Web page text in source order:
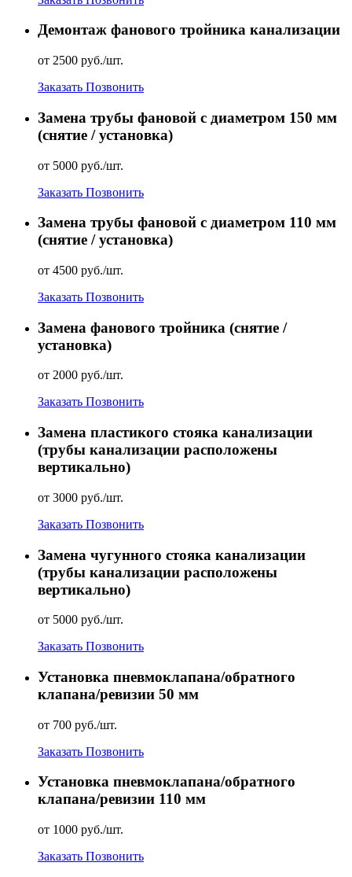
Демонтаж фанового тройника канализации
от 2500 руб./шт.
Заказать Позвонить
Замена трубы фановой с диаметром 150 мм
(снятие / установка)
от 5000 руб./шт.
Заказать Позвонить
Замена трубы фановой с диаметром 110 мм
(снятие / установка)
от 4500 руб./шт.
Заказать Позвонить
Замена фанового тройника (снятие /
установка)
от 2000 руб./шт.
Заказать Позвонить
Замена пластикого стояка канализации
(трубы канализации расположены
вертикально)
от 3000 руб./шт.
Заказать Позвонить
Замена чугунного стояка канализации
(трубы канализации расположены
вертикально)
от 5000 руб./шт.
Заказать Позвонить
Установка пневмоклапана/обратного
клапана/ревизии 50 мм
от 700 руб./шт.
Заказать Позвонить
Установка пневмоклапана/обратного
клапана/ревизии 110 мм
от 1000 руб./шт.
Заказать Позвонить